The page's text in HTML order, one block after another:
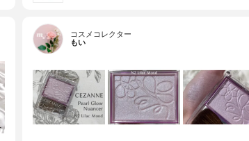
コスメコレクター
もい